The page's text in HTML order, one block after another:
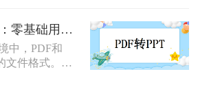
或是直接用于
PDF格式本身
辑而设计的，
着格式错乱、
“车祸现场”。
PDF转PPT入门3法：零基础用户的操作要点和注意事项！
中，PDF和
文件格式。
点而受到广泛
同、学术论文